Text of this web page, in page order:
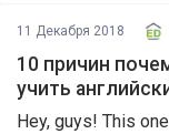
11 Декабря 2018
10 причин
учить
Hey, guys! This